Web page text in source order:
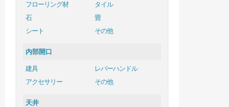
フローリング材
タイル
石
畳
シート
その他
内部開口
建具
レバーハンドル
アクセサリー
その他
天井